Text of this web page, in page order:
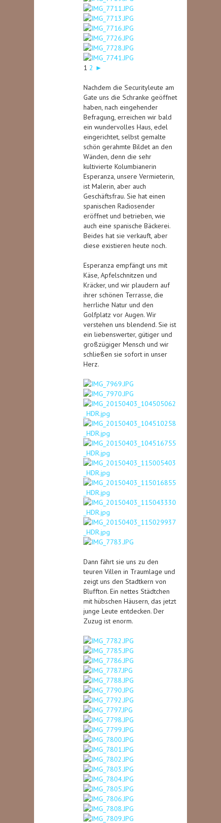
1 2 ►
Nachdem die Securityleute am
Gate uns die Schranke geöffnet
haben, nach eingehender
Befragung, erreichen wir bald
ein wundervolles Haus, edel
eingerichtet, selbst gemalte
schön gerahmte Bildet an den
Wänden, denn die sehr
kultivierte Kolumbianerin
Esperanza, unsere Vermieterin,
ist Malerin, aber auch
Geschäftsfrau. Sie hat einen
spanischen Radiosender
eröffnet und betrieben, wie
auch eine spanische Bäckerei.
Beides hat sie verkauft, aber
diese existieren heute noch.
Esperanza empfängt uns mit
Käse, Apfelschnitzen und
Kräcker, und wir plaudern auf
ihrer schönen Terrasse, die
herrliche Natur und den
Golfplatz vor Augen. Wir
verstehen uns blendend. Sie ist
ein liebenswerter, gütiger und
großzügiger Mensch und wir
schließen sie sofort in unser
Herz.
Dann fährt sie uns zu den
teuren Villen in Traumlage und
zeigt uns den Stadtkern von
Bluffton. Ein nettes Städtchen
mit hübschen Häusern, das jetzt
junge Leute entdecken. Der
Zuzug ist enorm.